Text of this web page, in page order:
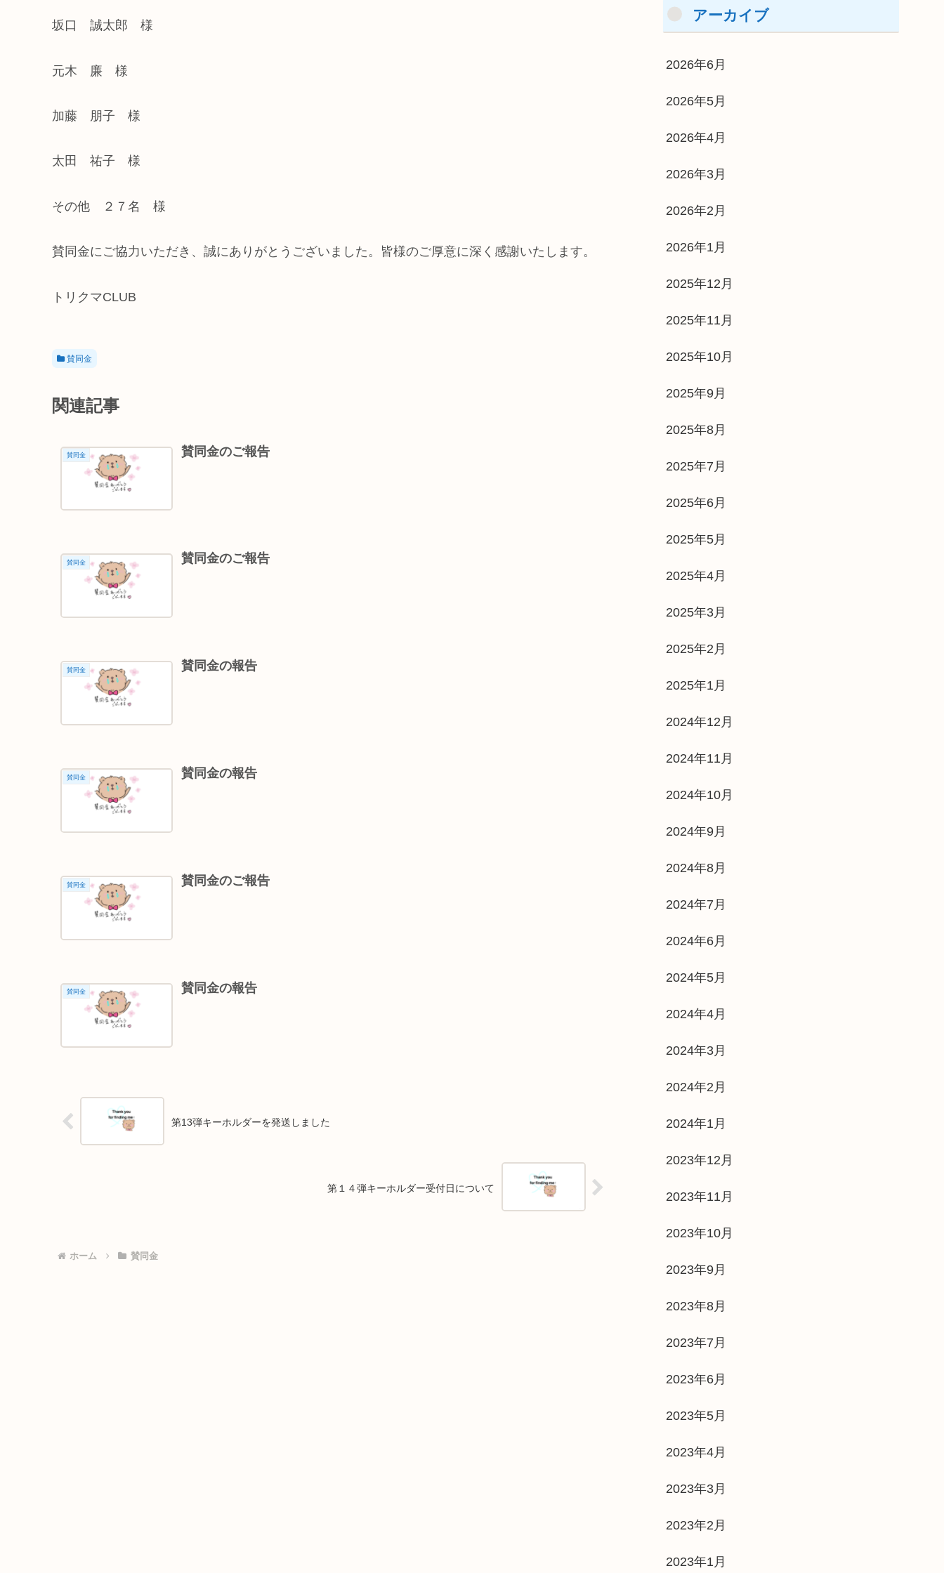
坂口 誠太郎 様
元木 廉 様
加藤 朋子 様
太田 祐子 様
その他 ２７名 様
賛同金にご協力いただき、誠にありがとうございました。皆様のご厚意に深く感謝いたします。
トリクマCLUB
賛同金
関連記事
賛同金 賛同金のご報告
賛同金 賛同金のご報告
賛同金 賛同金の報告
賛同金 賛同金の報告
賛同金 賛同金のご報告
賛同金 賛同金の報告
第13弾キーホルダーを発送しました
第１４弾キーホルダー受付日について
ホーム 賛同金
アーカイブ
2026年6月
2026年5月
2026年4月
2026年3月
2026年2月
2026年1月
2025年12月
2025年11月
2025年10月
2025年9月
2025年8月
2025年7月
2025年6月
2025年5月
2025年4月
2025年3月
2025年2月
2025年1月
2024年12月
2024年11月
2024年10月
2024年9月
2024年8月
2024年7月
2024年6月
2024年5月
2024年4月
2024年3月
2024年2月
2024年1月
2023年12月
2023年11月
2023年10月
2023年9月
2023年8月
2023年7月
2023年6月
2023年5月
2023年4月
2023年3月
2023年2月
2023年1月